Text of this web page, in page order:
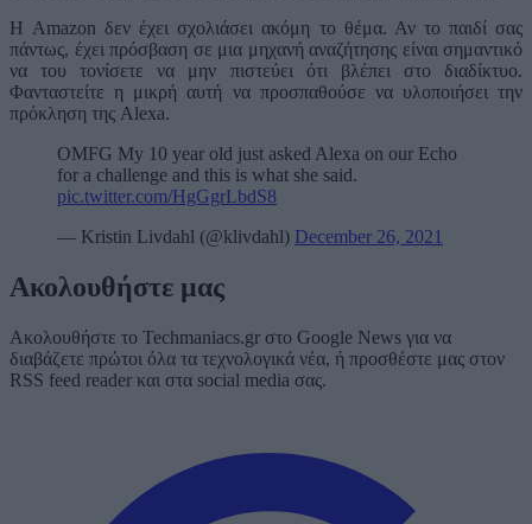
Η Amazon δεν έχει σχολιάσει ακόμη το θέμα. Αν το παιδί σας
πάντως, έχει πρόσβαση σε μια μηχανή αναζήτησης είναι σημαντικό
να του τονίσετε να μην πιστεύει ότι βλέπει στο διαδίκτυο.
Φανταστείτε η μικρή αυτή να προσπαθούσε να υλοποιήσει την
πρόκληση της Alexa.
OMFG My 10 year old just asked Alexa on our Echo
for a challenge and this is what she said.
pic.twitter.com/HgGgrLbdS8
— Kristin Livdahl (@klivdahl) December 26, 2021
Ακολουθήστε μας
Ακολουθήστε το Techmaniacs.gr στο Google News για να
διαβάζετε πρώτοι όλα τα τεχνολογικά νέα, ή προσθέστε μας στον
RSS feed reader και στα social media σας.